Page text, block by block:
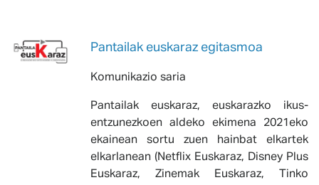
Pantailak euskaraz egitasmoa
Komunikazio saria
Pantailak euskaraz, euskarazko ikus-
entzunezkoen aldeko ekimena 2021eko
ekainean sortu zuen hainbat elkartek
elkarlanean (Netflix Euskaraz, Disney Plus
Euskaraz, Zinemak Euskaraz, Tinko